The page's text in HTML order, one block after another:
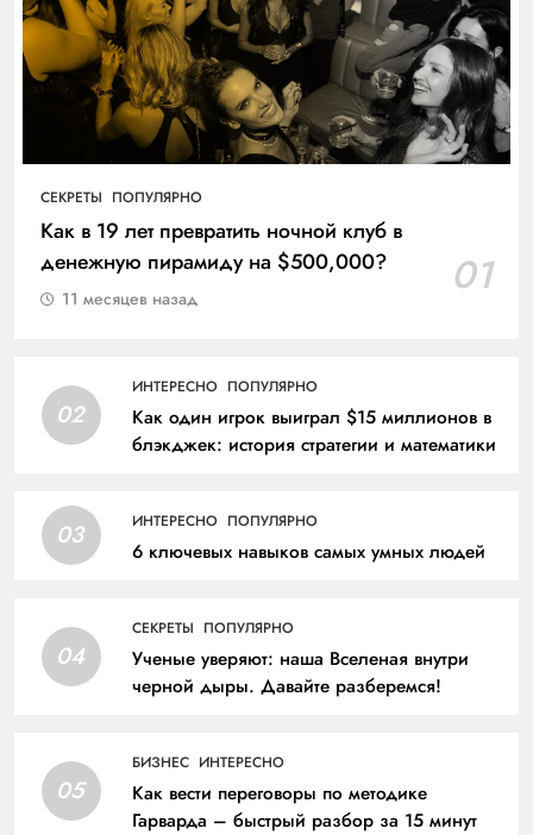
СЕКРЕТЫ ПОПУЛЯРНО
Как в 19 лет превратить ночной клуб в
денежную пирамиду на $500,000?
01
11 месяцев назад
02
ИНТЕРЕСНО ПОПУЛЯРНО
Как один игрок выиграл $15 миллионов в
блэкджек: история стратегии и математики
03 ИНТЕРЕСНО ПОПУЛЯРНО
6 ключевых навыков самых умных людей
04
СЕКРЕТЫ ПОПУЛЯРНО
Ученые уверяют: наша Вселеная внутри
черной дыры. Давайте разберемся!
05
БИЗНЕС ИНТЕРЕСНО
Как вести переговоры по методике
Гарварда – быстрый разбор за 15 минут